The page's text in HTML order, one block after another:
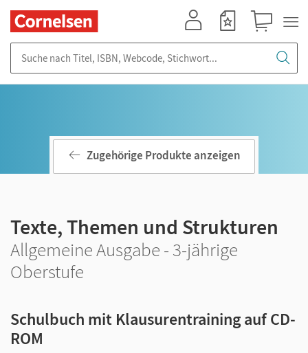
Zugehörige Produkte anzeigen
Texte, Themen und Strukturen
Allgemeine Ausgabe - 3-jährige
Oberstufe
Schulbuch mit Klausurentraining auf CD-
ROM